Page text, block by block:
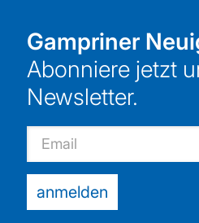
Gampriner
Abonniere jetzt
Newsletter.
Email
anmelden